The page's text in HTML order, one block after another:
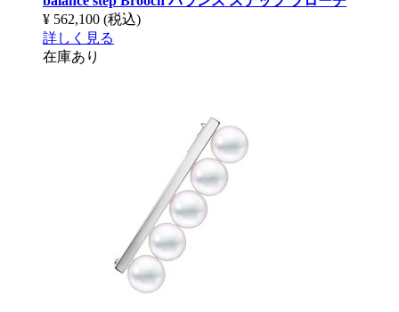
¥ 562,100 (税込)
詳しく見る
在庫あり